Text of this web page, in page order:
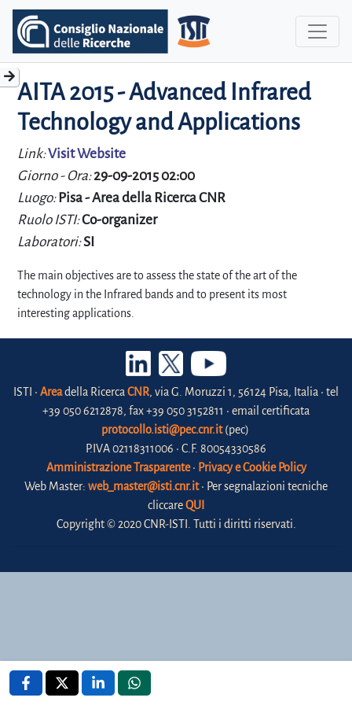
AITA 2015 - Advanced Infrared
Technology and Applications
Link:Visit Website
Giorno - Ora:29-09-2015 02:00
Luogo: Pisa - Area della Ricerca CNR
Ruolo ISTI:Co-organizer
Laboratori:SI
The main objectives are to assess the state of the art of the
technology in the Infrared bands and to present its most
interesting applications.
ISTI • Areadella Ricerca CNR, via G. Moruzzi 1, 56124 Pisa, Italia • tel
+39 050 6212878, fax +39 050 3152811 • email certificata
protocollo.isti@pec.cnr.it(pec)
P.IVA 02118311006 • C.F. 80054330586
Amministrazione Trasparente• Privacy e Cookie Policy
Web Master: web_master@isti.cnr.it• Per segnalazioni tecniche
cliccareQUI
Copyright © 2020 CNR-ISTI. Tutti i diritti riservati.